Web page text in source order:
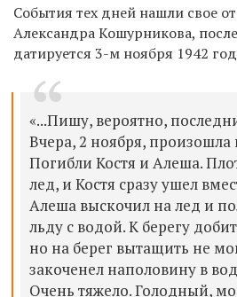
События тех дней нашли свое
Александра Кошурникова,
датируется 3-м ноября 1942
«...Пишу, вероятно,
Вчера, 2 ноября, произошла
Погибли Костя и Алеша.
лед, и Костя сразу ушел
Алеша выскочил на лед и
льду с водой. К берегу
но на берег вытащить не
закоченел наполовину в
Очень тяжело. Голодный,